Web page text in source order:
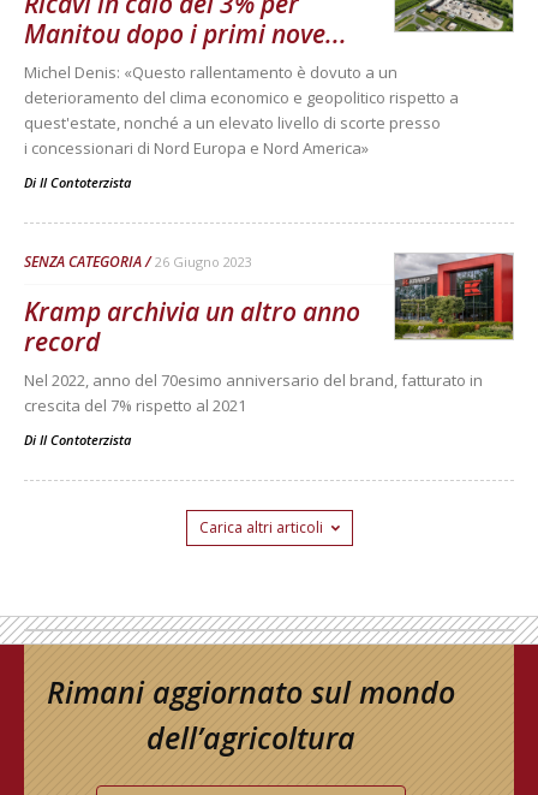
Manitou dopo i primi nove...
Michel Denis: «Questo rallentamento è dovuto a un
deterioramento del clima economico e geopolitico rispetto a
quest'estate, nonché a un elevato livello di scorte presso
i concessionari di Nord Europa e Nord America»
Di Il Contoterzista
SENZA CATEGORIA 26 Giugno 2023
Kramp archivia un altro anno
record
Nel 2022, anno del 70esimo anniversario del brand, fatturato in
crescita del 7% rispetto al 2021
Di Il Contoterzista
Carica altri articoli
Rimani aggiornato sul mondo
dell’agricoltura